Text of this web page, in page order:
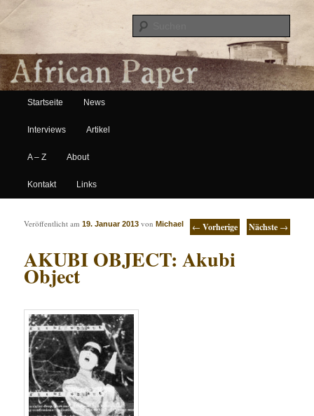
African Paper
Hauptmenü
Zum Inhalt wechseln
Zum sekundären Inhalt wechseln
Startseite News
Interviews Artikel
A – Z About
Kontakt Links
Artikelnavigation ← Vorherige Nächste →
AKUBI OBJECT: Akubi
Object
Veröffentlicht am19. Januar 2013 vonMichael